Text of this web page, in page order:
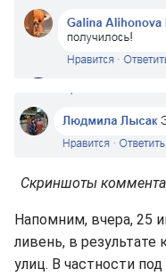
Скриншоты
Напомним, вчера, 25
ливень, в
улиц. В частности